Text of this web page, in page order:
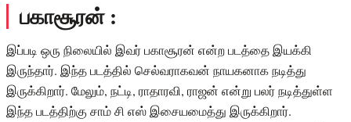
பகாசூரன் :
இப்படி ஒரு நிலையில் இவர் பகாசூரன் என்ற படத்தை இயக்கி
இருந்தார். இந்த படத்தில் செல்வராகவன் நாயகனாக நடித்து
இருக்கிறார். மேலும், நட்டி, ராதாரவி, ராஜன் என்று பலர் நடித்துள்ள
இந்த படத்திற்கு சாம் சி எஸ் இசையமைத்து இருக்கிறார்.